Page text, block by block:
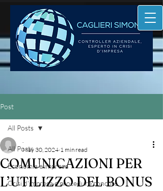
Post
All Posts
Economia e imprese
Crisi d'impresa e procedure concors
All Posts
COMUNICAZIONI PER
L’UTILIZZO DEL BONUS
.
May 30, 2024 1 min read